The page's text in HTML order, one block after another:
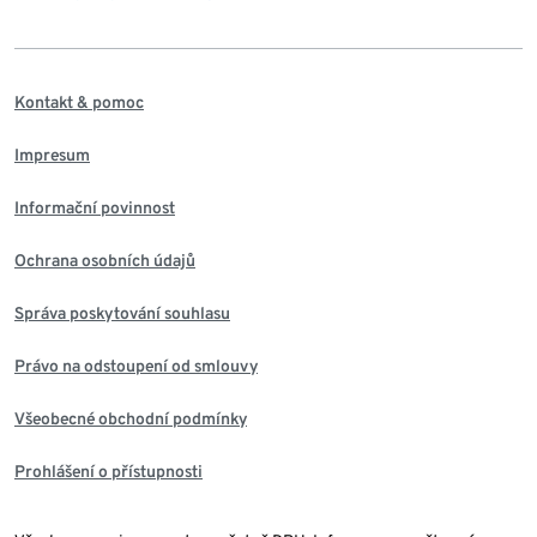
Kontakt & pomoc
Impresum
Informační povinnost
Ochrana osobních údajů
Správa poskytování souhlasu
Právo na odstoupení od smlouvy
Všeobecné obchodní podmínky
Prohlášení o přístupnosti